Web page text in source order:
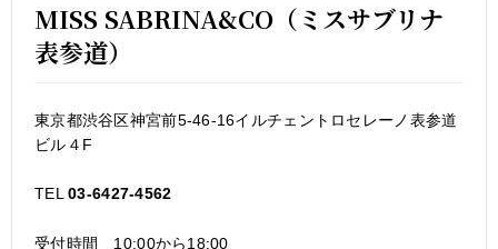
MISS SABRINA&CO（ミスサブリナ
表参道）
東京都渋谷区神宮前5-46-16イルチェントロセレーノ表参道
ビル４F
TEL03-6427-4562
受付時間 10:00から18:00